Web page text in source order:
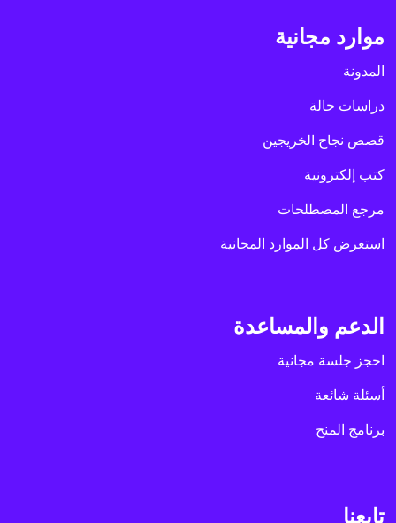
موارد مجانية
المدونة
دراسات حالة
قصص نجاح الخريجين
كتب إلكترونية
مرجع المصطلحات
استعرض كل الموارد المجانية
الدعم والمساعدة
احجز جلسة مجانية
أسئلة شائعة
برنامج المنح
تابعنا